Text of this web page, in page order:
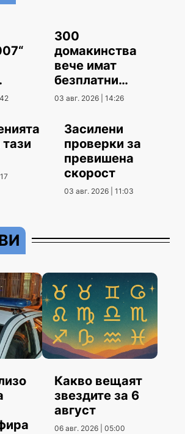
300
домакинства
вече имат
безплатни
климатици
03 авг. 2026 | 14:26
Засилени
проверки за
превишена
скорост
03 авг. 2026 | 11:03
Какво вещаят
звездите за 6
август
06 авг. 2026 | 05:00